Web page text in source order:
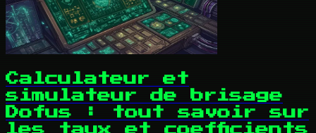
Calculateur et
simulateur de brisage
Dofus : tout savoir sur
les taux et coefficients